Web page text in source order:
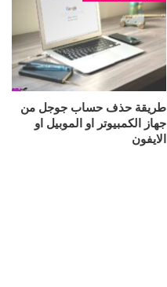
طريقة حذف حساب جوجل من
جهاز الكمبيوتر او الموبيل او
الايفون